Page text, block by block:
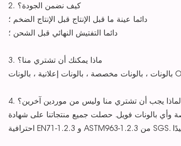
2. كيف نضمن الجودة؟
دائما عينة ما قبل الإنتاج قبل الإنتاج الضخم ؛
دائما التفتيش النهائي قبل الشحن ؛
3. ماذا يمكنك أن تشتري منا؟
4. لماذا يجب أن تشتري منا وليس من موردين آخرين؟
مخصصة وأي بالونات فويل. حصلت جميع منتجاتنا على شهادة